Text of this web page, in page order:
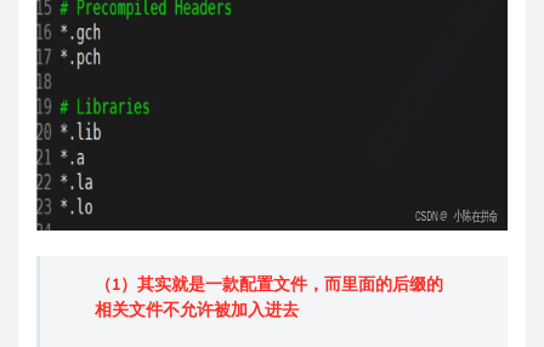
（1）其实就是一款配置文件，而里面的后缀的
相关文件不允许被加入进去